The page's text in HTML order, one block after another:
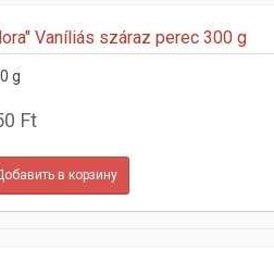
Vaníliás száraz perec 300 g
g
Ft